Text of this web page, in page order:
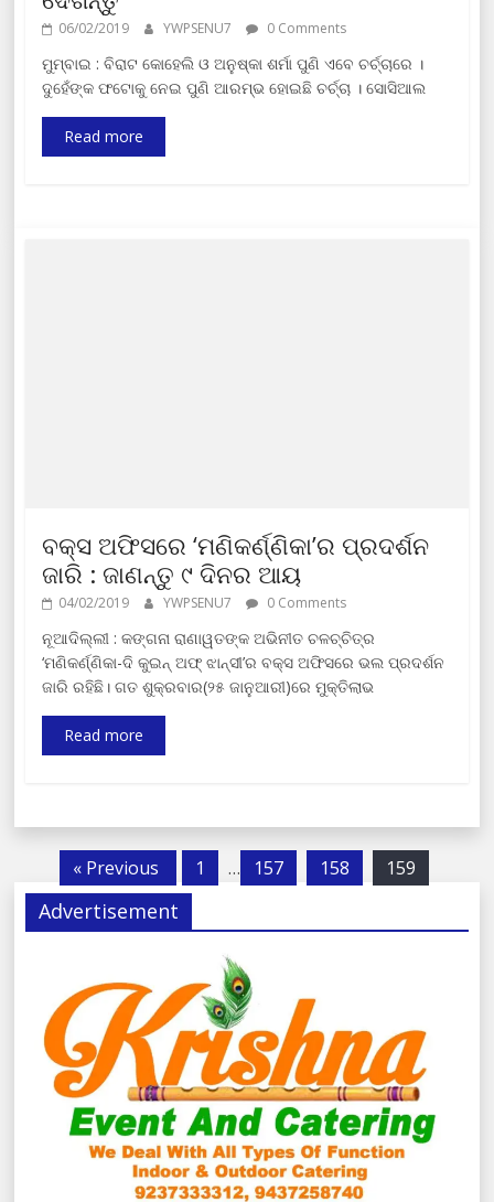
06/02/2019 YWPSENU7 0 Comments
ମୁମ୍ବାଇ : ବିରାଟ କୋହେଲି ଓ ଅନୁଷ୍କା ଶର୍ମା ପୁଣି ଏବେ ଚର୍ଚ୍ଚାରେ ।
ଦୁହେଁଙ୍କ ଫଟୋକୁ ନେଇ ପୁଣି ଆରମ୍ଭ ହୋଇଛି ଚର୍ଚ୍ଚା । ସୋସିଆଲ
Read more
ବକ୍ସ ଅଫିସରେ ‘ମଣିକର୍ଣ୍ଣିକା’ର ପ୍ରଦର୍ଶନ
ଜାରି : ଜାଣନ୍ତୁ ୯ ଦିନର ଆୟ
04/02/2019 YWPSENU7 0 Comments
ନୂଆଦିଲ୍ଲୀ : କଙ୍ଗନା ରାଣାୱତଙ୍କ ଅଭିନୀତ ଚଳଚ୍ଚିତ୍ର
‘ମଣିକର୍ଣ୍ଣିକା-ଦି କୁଇନ୍‍ ଅଫ୍‍ ଝାନ୍ସୀ’ର ବକ୍ସ ଅଫିସରେ ଭଲ ପ୍ରଦର୍ଶନ
ଜାରି ରହିଛି। ଗତ ଶୁକ୍ରବାର(୨୫ ଜାନୁଆରୀ)ରେ ମୁକ୍ତିଲାଭ
Read more
« Previous 1 … 157 158 159
Advertisement